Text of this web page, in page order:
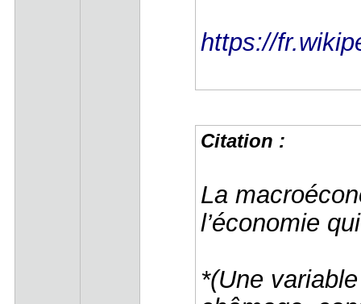
https://
Citation :
La
l’économie
*(Une